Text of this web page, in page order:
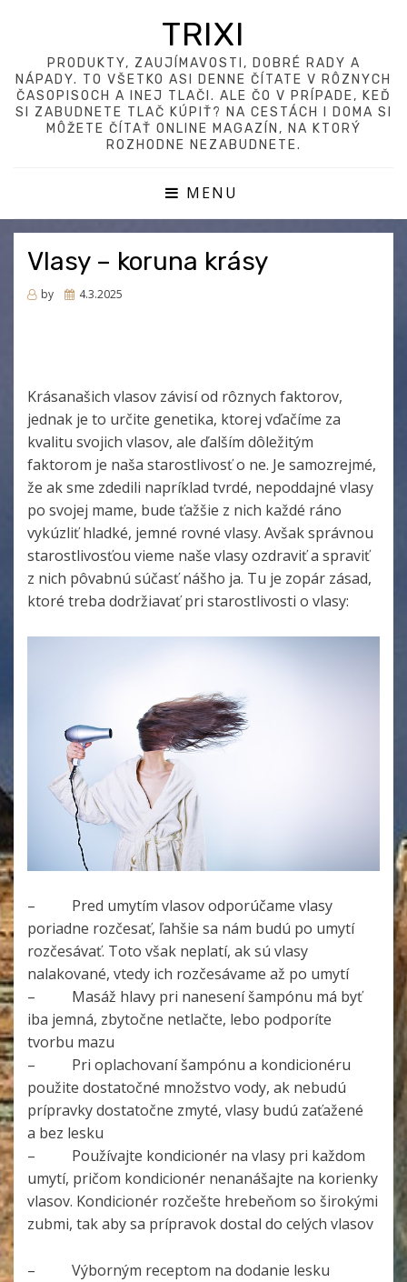
TRIXI
PRODUKTY, ZAUJÍMAVOSTI, DOBRÉ RADY A
NÁPADY. TO VŠETKO ASI DENNE ČÍTATE V RÔZNYCH
ČASOPISOCH A INEJ TLAČI. ALE ČO V PRÍPADE, KEĎ
SI ZABUDNETE TLAČ KÚPIŤ? NA CESTÁCH I DOMA SI
MÔŽETE ČÍTAŤ ONLINE MAGAZÍN, NA KTORÝ
ROZHODNE NEZABUDNETE.
MENU
Vlasy – koruna krásy
by
Posted
4.3.2025
Krásanašich vlasov závisí od rôznych faktorov,
jednak je to určite genetika, ktorej vďačíme za
kvalitu svojich vlasov, ale ďalším dôležitým
faktorom je naša starostlivosť o ne. Je samozrejmé,
že ak sme zdedili napríklad tvrdé, nepoddajné vlasy
po svojej mame, bude ťažšie z nich každé ráno
vykúzliť hladké, jemné rovné vlasy. Avšak správnou
starostlivosťou vieme naše vlasy ozdraviť a spraviť
z nich pôvabnú súčasť nášho ja. Tu je zopár zásad,
ktoré treba dodržiavať pri starostlivosti o vlasy:
– Pred umytím vlasov odporúčame vlasy
poriadne rozčesať, ľahšie sa nám budú po umytí
rozčesávať. Toto však neplatí, ak sú vlasy
nalakované, vtedy ich rozčesávame až po umytí
– Masáž hlavy pri nanesení šampónu má byť
iba jemná, zbytočne netlačte, lebo podporíte
tvorbu mazu
– Pri oplachovaní šampónu a kondicionéru
použite dostatočné množstvo vody, ak nebudú
prípravky dostatočne zmyté, vlasy budú zaťažené
a bez lesku
– Používajte kondicionér na vlasy pri každom
umytí, pričom kondicionér nenanášajte na korienky
vlasov. Kondicionér rozčešte hrebeňom so širokými
zubmi, tak aby sa prípravok dostal do celých vlasov
– Výborným receptom na dodanie lesku